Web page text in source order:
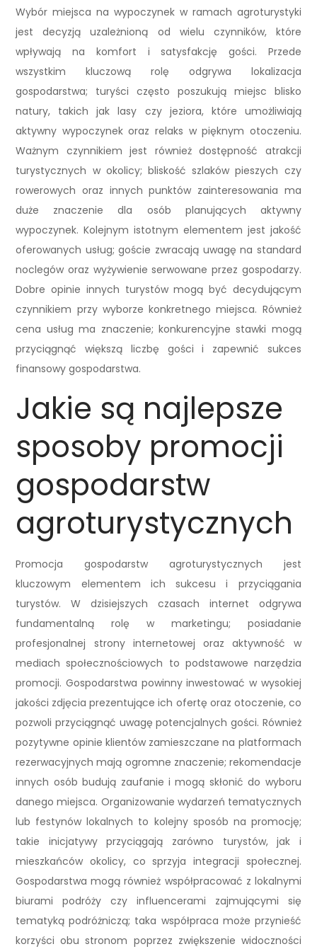
Wybór miejsca na wypoczynek w ramach agroturystyki
jest decyzją uzależnioną od wielu czynników, które
wpływają na komfort i satysfakcję gości. Przede
wszystkim kluczową rolę odgrywa lokalizacja
gospodarstwa; turyści często poszukują miejsc blisko
natury, takich jak lasy czy jeziora, które umożliwiają
aktywny wypoczynek oraz relaks w pięknym otoczeniu.
Ważnym czynnikiem jest również dostępność atrakcji
turystycznych w okolicy; bliskość szlaków pieszych czy
rowerowych oraz innych punktów zainteresowania ma
duże znaczenie dla osób planujących aktywny
wypoczynek. Kolejnym istotnym elementem jest jakość
oferowanych usług; goście zwracają uwagę na standard
noclegów oraz wyżywienie serwowane przez gospodarzy.
Dobre opinie innych turystów mogą być decydującym
czynnikiem przy wyborze konkretnego miejsca. Również
cena usług ma znaczenie; konkurencyjne stawki mogą
przyciągnąć większą liczbę gości i zapewnić sukces
finansowy gospodarstwa.
Jakie są najlepsze
sposoby promocji
gospodarstw
agroturystycznych
Promocja gospodarstw agroturystycznych jest
kluczowym elementem ich sukcesu i przyciągania
turystów. W dzisiejszych czasach internet odgrywa
fundamentalną rolę w marketingu; posiadanie
profesjonalnej strony internetowej oraz aktywność w
mediach społecznościowych to podstawowe narzędzia
promocji. Gospodarstwa powinny inwestować w wysokiej
jakości zdjęcia prezentujące ich ofertę oraz otoczenie, co
pozwoli przyciągnąć uwagę potencjalnych gości. Również
pozytywne opinie klientów zamieszczane na platformach
rezerwacyjnych mają ogromne znaczenie; rekomendacje
innych osób budują zaufanie i mogą skłonić do wyboru
danego miejsca. Organizowanie wydarzeń tematycznych
lub festynów lokalnych to kolejny sposób na promocję;
takie inicjatywy przyciągają zarówno turystów, jak i
mieszkańców okolicy, co sprzyja integracji społecznej.
Gospodarstwa mogą również współpracować z lokalnymi
biurami podróży czy influencerami zajmującymi się
tematyką podróżniczą; taka współpraca może przynieść
korzyści obu stronom poprzez zwiększenie widoczności